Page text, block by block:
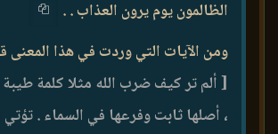
الظالمون يوم يرون العذاب . .
ومن الآيات التي وردت في هذا المعنى
[ ألم تر كيف ضرب الله مثلا كلمة
، أصلها ثابت وفرعها في السماء . تؤتي